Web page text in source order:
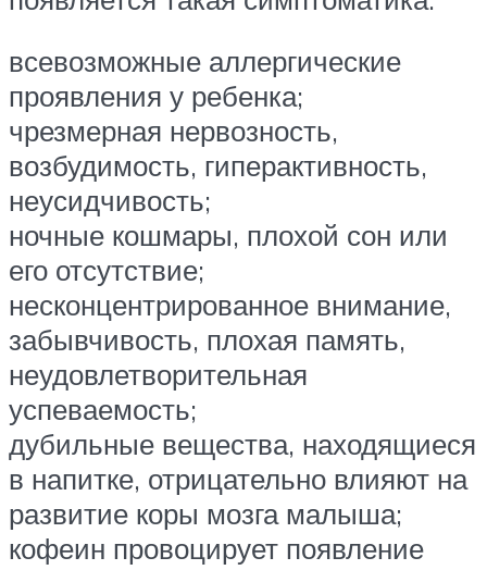
всевозможные аллергические
проявления у ребенка;
чрезмерная нервозность,
возбудимость, гиперактивность,
неусидчивость;
ночные кошмары, плохой сон или
его отсутствие;
несконцентрированное внимание,
забывчивость, плохая память,
неудовлетворительная
успеваемость;
дубильные вещества, находящиеся
в напитке, отрицательно влияют на
развитие коры мозга малыша;
кофеин провоцирует появление